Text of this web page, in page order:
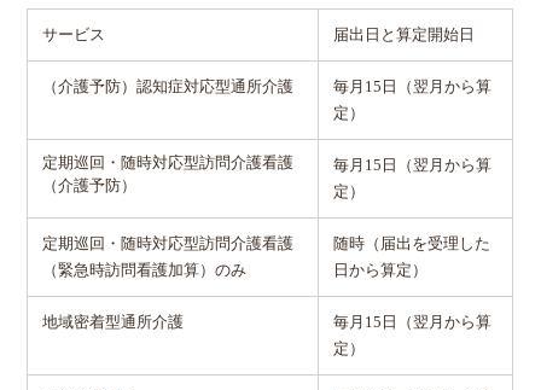
サービス 届出日と算定開始日
（介護予防）認知症対応型通所介護
毎月15日（翌月から算
定）
定期巡回・随時対応型訪問介護看護
（介護予防）
毎月15日（翌月から算
定）
定期巡回・随時対応型訪問介護看護
（緊急時訪問看護加算）のみ
随時（届出を受理した
日から算定）
地域密着型通所介護
毎月15日（翌月から算
定）